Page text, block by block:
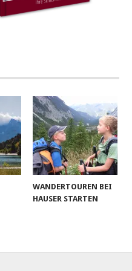
WANDERTOUREN BEI
HAUSER STARTEN